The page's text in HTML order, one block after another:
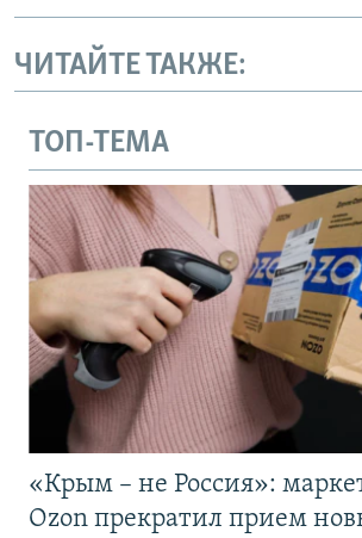
ЧИТАЙТЕ ТАКЖЕ:
ТОП-ТЕМА
«Крым – не Россия»:
Ozon прекратил прием